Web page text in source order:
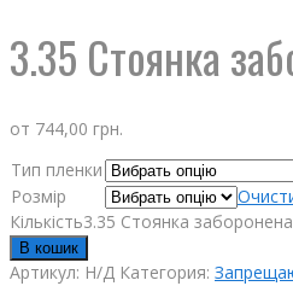
3.35 Стоянка
от 744,00 грн.
Тип пленки
Розмір
Кількість3.35 Стоянка заборонена
В кошик
Артикул: Н/Д Категория: